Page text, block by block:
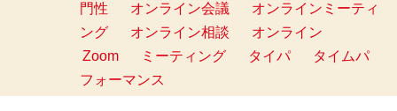
門性
オンライン会議
オンラインミーティ
ング
オンライン相談
オンライン
Zoom
ミーティング タイパ
タイムパ
フォーマンス